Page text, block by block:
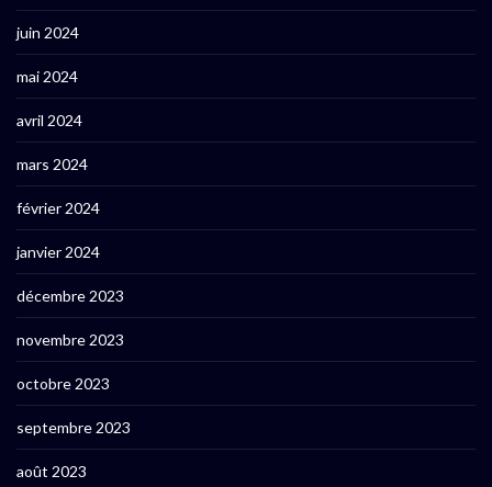
juin 2024
mai 2024
avril 2024
mars 2024
février 2024
janvier 2024
décembre 2023
novembre 2023
octobre 2023
septembre 2023
août 2023